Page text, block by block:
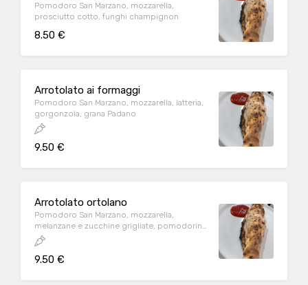
Pomodoro San Marzano, mozzarella,
prosciutto cotto, funghi champignon
8.50 €
Arrotolato ai formaggi
Pomodoro San Marzano, mozzarella, latteria,
gorgonzola, grana Padano
9.50 €
Arrotolato ortolano
Pomodoro San Marzano, mozzarella,
melanzane e zucchine grigliate, pomodorini
datterino
9.50 €